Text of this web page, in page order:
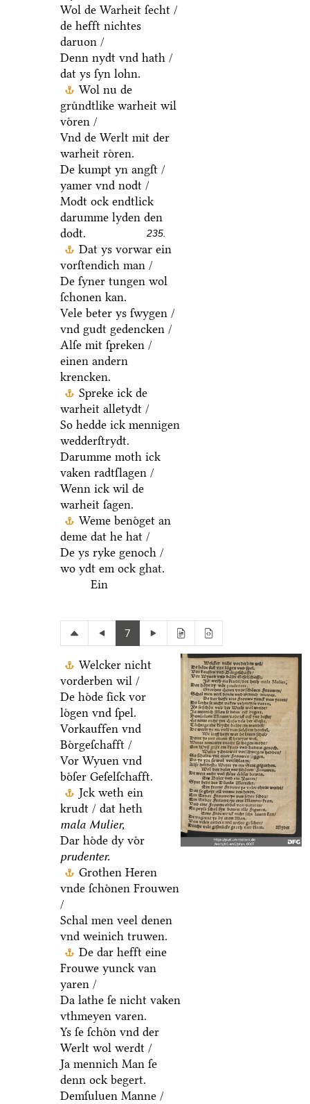
Wol de Warheit ſecht /
de hefft nichtes
daruon /
Denn nydt vnd hath /
dat ys ſyn lohn.
Wol nu de
gruͤndtlike warheit wil
voͤren /
Vnd de Werlt mit der
warheit roͤren.
De kumpt yn angſt /
yamer vnd nodt /
Modt ock endtlick
darumme lyden den
dodt.
235.
Dat ys vorwar ein
vorſtendich man /
De ſyner tungen wol
ſchonen kan.
Vele beter ys ſwygen /
vnd gudt gedencken /
Alſe mit ſpreken /
einen andern
krencken.
Spreke ick de
warheit alletydt /
So hedde ick mennigen
wedderſtrydt.
Darumme moth ick
vaken radtſlagen /
Wenn ick wil de
warheit ſagen.
Weme benoͤget an
deme dat he hat /
De ys ryke genoch /
wo ydt em ock ghat.
Ein
7
Welcker nicht
vorderben wil /
De hoͤde ſick vor
loͤgen vnd ſpel.
Vorkauffen vnd
Boͤrgeſchafft /
Vor Wyuen vnd
boͤſer Geſelſchafft.
Jck weth ein
krudt / dat heth
mala Mulier,
Dar hoͤde dy voͤr
prudenter.
Grothen Heren
vnde ſchoͤnen Frouwen
/
Schal men veel denen
vnd weinich truwen.
De dar hefft eine
Frouwe yunck van
yaren /
Da lathe ſe nicht vaken
vthmeyen varen.
Ys ſe ſchoͤn vnd der
Werlt wol werdt /
Ja mennich Man ſe
denn ock begert.
Demſuluen Manne /